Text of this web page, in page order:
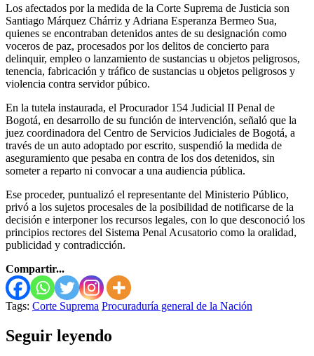
Los afectados por la medida de la Corte Suprema de Justicia son
Santiago Márquez Chárriz y Adriana Esperanza Bermeo Sua,
quienes se encontraban detenidos antes de su designación como
voceros de paz, procesados por los delitos de concierto para
delinquir, empleo o lanzamiento de sustancias u objetos peligrosos,
tenencia, fabricación y tráfico de sustancias u objetos peligrosos y
violencia contra servidor púbico.
En la tutela instaurada, el Procurador 154 Judicial II Penal de
Bogotá, en desarrollo de su función de intervención, señaló que la
juez coordinadora del Centro de Servicios Judiciales de Bogotá, a
través de un auto adoptado por escrito, suspendió la medida de
aseguramiento que pesaba en contra de los dos detenidos, sin
someter a reparto ni convocar a una audiencia pública.
Ese proceder, puntualizó el representante del Ministerio Público,
privó a los sujetos procesales de la posibilidad de notificarse de la
decisión e interponer los recursos legales, con lo que desconoció los
principios rectores del Sistema Penal Acusatorio como la oralidad,
publicidad y contradicción.
Compartir...
Tags: Corte Suprema Procuraduría general de la Nación
Seguir leyendo